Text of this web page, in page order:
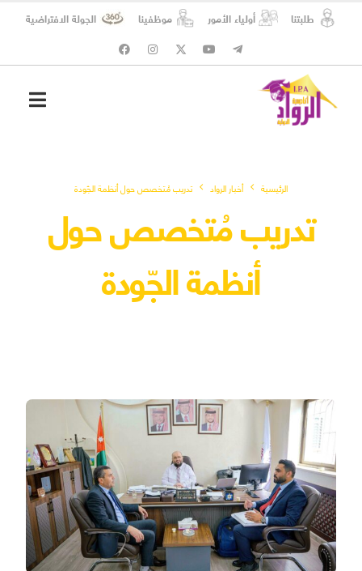
طلبتنا أولياء الأمور موظفينا الجولة الافتراضية
الرئيسية أخبار الرواد تدريب مُتخصص حول أنظمة الجّودة
تدريب مُتخصص حول
أنظمة الجّودة